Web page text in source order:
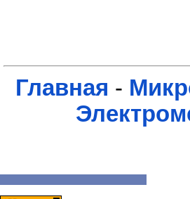
Главная -